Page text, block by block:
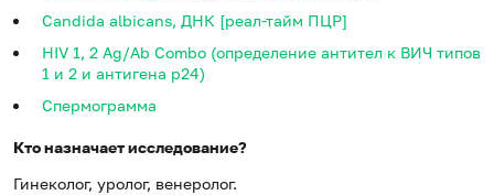
Candida albicans, ДНК [реал-тайм ПЦР]
HIV 1, 2 Ag/Ab Combo (определение антител к ВИЧ типов
1 и 2 и антигена p24)
Спермограмма
Кто назначает исследование?
Гинеколог, уролог, венеролог.